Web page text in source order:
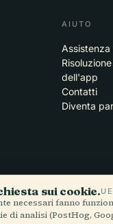
AIUTO
Assistenza
dell'app
Contatti
Diventa
sui cookie.
necessari fanno
di analisi (PostHog,